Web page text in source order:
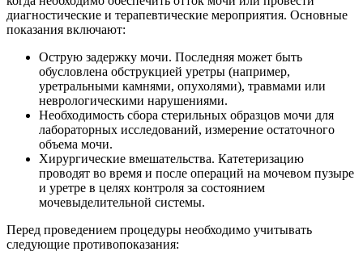
диагностические и терапевтические мероприятия. Основные
показания включают:
Острую задержку мочи. Последняя может быть
обусловлена обструкцией уретры (например,
уретральными камнями, опухолями), травмами или
неврологическими нарушениями.
Необходимость сбора стерильных образцов мочи для
лабораторных исследований, измерение остаточного
объема мочи.
Хирургические вмешательства. Катетеризацию
проводят во время и после операций на мочевом пузыре
и уретре в целях контроля за состоянием
мочевыделительной системы.
Перед проведением процедуры необходимо учитывать
следующие противопоказания: